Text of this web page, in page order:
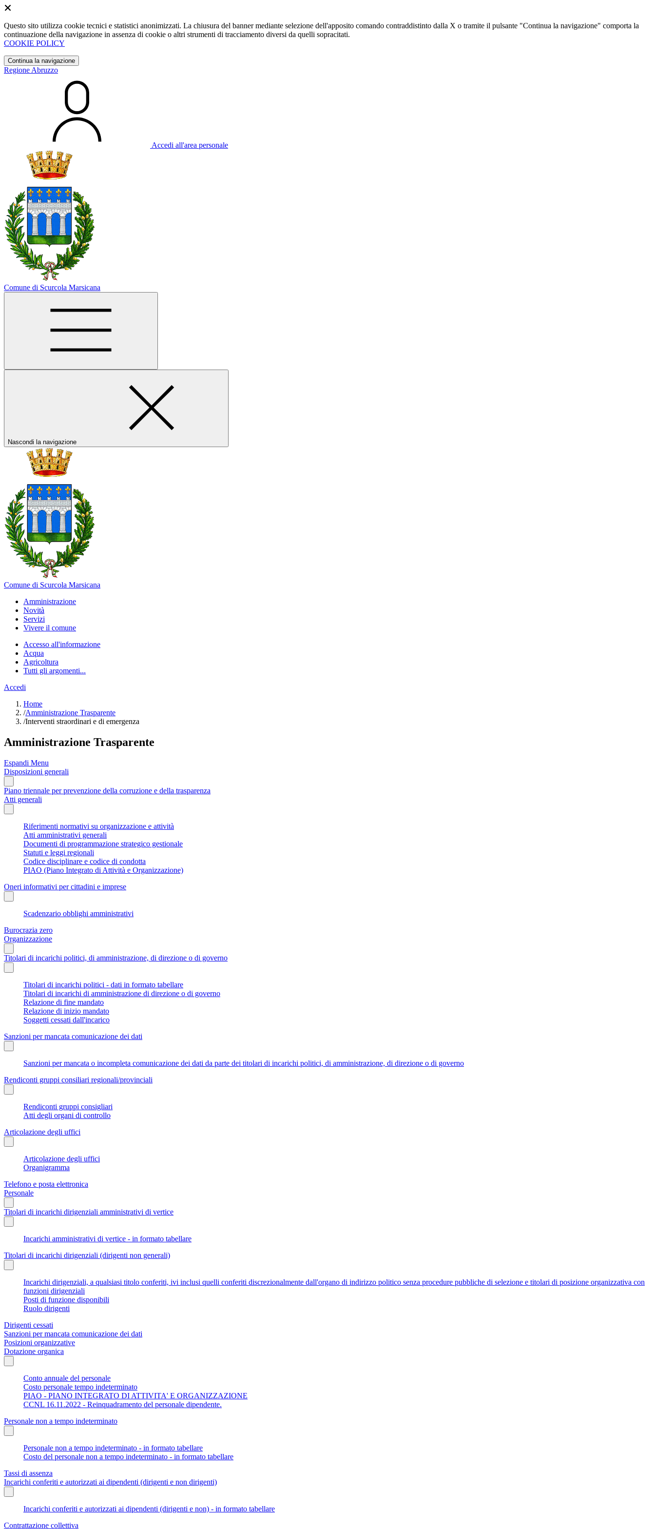
Questo sito utilizza cookie tecnici e statistici anonimizzati. La chiusura del banner mediante selezione dell'apposito comando contraddistinto dalla X o tramite il pulsante "Continua la navigazione" comporta la
continuazione della navigazione in assenza di cookie o altri strumenti di tracciamento diversi da quelli sopracitati.
COOKIE POLICY
Continua la navigazione
Regione Abruzzo
Accedi all'area personale
Comune di Scurcola Marsicana
Nascondi la navigazione
Comune di Scurcola Marsicana
Amministrazione
Novità
Servizi
Vivere il comune
Accesso all'informazione
Acqua
Agricoltura
Tutti gli argomenti...
Accedi
Home
/Amministrazione Trasparente
/Interventi straordinari e di emergenza
Amministrazione Trasparente
Espandi Menu
Disposizioni generali
Piano triennale per prevenzione della corruzione e della trasparenza
Atti generali
Riferimenti normativi su organizzazione e attività
Atti amministrativi generali
Documenti di programmazione strategico gestionale
Statuti e leggi regionali
Codice disciplinare e codice di condotta
PIAO (Piano Integrato di Attività e Organizzazione)
Oneri informativi per cittadini e imprese
Scadenzario obblighi amministrativi
Burocrazia zero
Organizzazione
Titolari di incarichi politici, di amministrazione, di direzione o di governo
Titolari di incarichi politici - dati in formato tabellare
Titolari di incarichi di amministrazione di direzione o di governo
Relazione di fine mandato
Relazione di inizio mandato
Soggetti cessati dall'incarico
Sanzioni per mancata comunicazione dei dati
Sanzioni per mancata o incompleta comunicazione dei dati da parte dei titolari di incarichi politici, di amministrazione, di direzione o di governo
Rendiconti gruppi consiliari regionali/provinciali
Rendiconti gruppi consigliari
Atti degli organi di controllo
Articolazione degli uffici
Articolazione degli uffici
Organigramma
Telefono e posta elettronica
Personale
Titolari di incarichi dirigenziali amministrativi di vertice
Incarichi amministrativi di vertice - in formato tabellare
Titolari di incarichi dirigenziali (dirigenti non generali)
Incarichi dirigenziali, a qualsiasi titolo conferiti, ivi inclusi quelli conferiti discrezionalmente dall'organo di indirizzo politico senza procedure pubbliche di selezione e titolari di posizione organizzativa con
funzioni dirigenziali
Posti di funzione disponibili
Ruolo dirigenti
Dirigenti cessati
Sanzioni per mancata comunicazione dei dati
Posizioni organizzative
Dotazione organica
Conto annuale del personale
Costo personale tempo indeterminato
PIAO - PIANO INTEGRATO DI ATTIVITA' E ORGANIZZAZIONE
CCNL 16.11.2022 - Reinquadramento del personale dipendente.
Personale non a tempo indeterminato
Personale non a tempo indeterminato - in formato tabellare
Costo del personale non a tempo indeterminato - in formato tabellare
Tassi di assenza
Incarichi conferiti e autorizzati ai dipendenti (dirigenti e non dirigenti)
Incarichi conferiti e autorizzati ai dipendenti (dirigenti e non) - in formato tabellare
Contrattazione collettiva